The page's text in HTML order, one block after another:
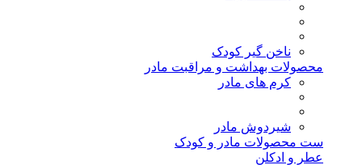
ناخن گیر کودک
محصولات بهداشت و مراقبت مادر
کرم های مادر
شیردوش مادر
ست محصولات مادر و کودک
عطر و ادکلن